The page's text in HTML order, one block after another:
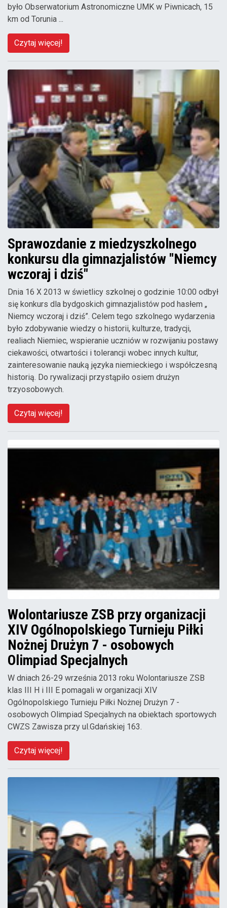
było Obserwatorium Astronomiczne UMK w Piwnicach, 15
km od Torunia ...
Czytaj więcej!
Sprawozdanie z miedzyszkolnego
konkursu dla gimnazjalistów "Niemcy
wczoraj i dziś"
Dnia 16 X 2013 w świetlicy szkolnej o godzinie 10:00 odbył
się konkurs dla bydgoskich gimnazjalistów pod hasłem „
Niemcy wczoraj i dziś”. Celem tego szkolnego wydarzenia
było zdobywanie wiedzy o historii, kulturze, tradycji,
realiach Niemiec, wspieranie uczniów w rozwijaniu postawy
ciekawości, otwartości i tolerancji wobec innych kultur,
zainteresowanie nauką języka niemieckiego i współczesną
historią. Do rywalizacji przystąpiło osiem drużyn
trzyosobowych.
Czytaj więcej!
Wolontariusze ZSB przy organizacji
XIV Ogólnopolskiego Turnieju Piłki
Nożnej Drużyn 7 - osobowych
Olimpiad Specjalnych
W dniach 26-29 września 2013 roku Wolontariusze ZSB
klas III H i III E pomagali w organizacji XIV
Ogólnopolskiego Turnieju Piłki Nożnej Drużyn 7 -
osobowych Olimpiad Specjalnych na obiektach sportowych
CWZS Zawisza przy ul.Gdańskiej 163.
Czytaj więcej!